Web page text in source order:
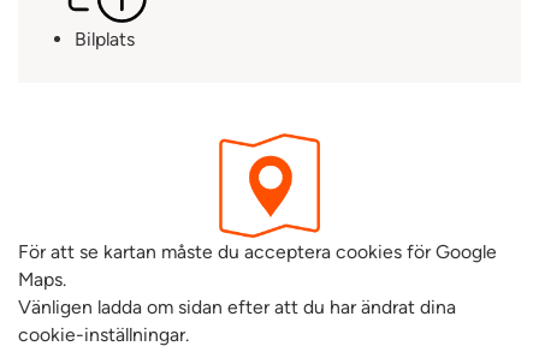
Bilplats
För att se kartan måste du acceptera cookies för Google
Maps.
Vänligen ladda om sidan efter att du har ändrat dina
cookie-inställningar.